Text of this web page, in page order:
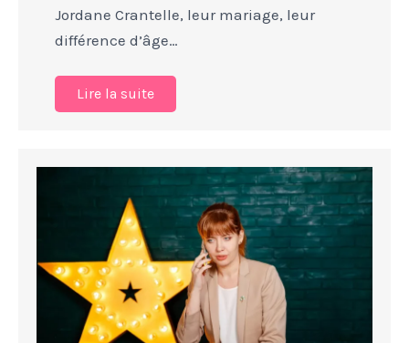
Jordane Crantelle, leur mariage, leur
différence d’âge…
Lire la suite